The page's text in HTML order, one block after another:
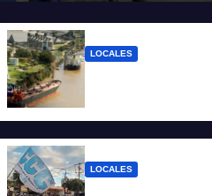
LOCALES
posicionar los
como salida para
LOCALES